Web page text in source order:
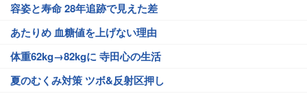
容姿と寿命 28年追跡で見えた差
あたりめ 血糖値を上げない理由
体重62kg→82kgに 寺田心の生活
夏のむくみ対策 ツボ&反射区押し